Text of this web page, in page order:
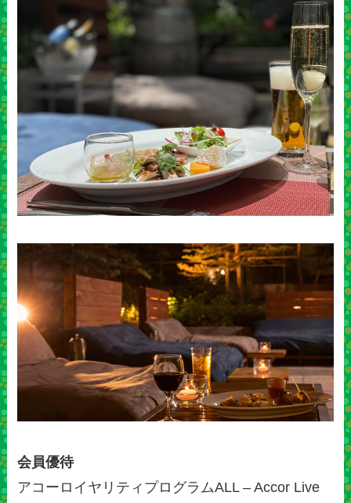
会員優待
アコーロイヤリティプログラムALL – Accor Live